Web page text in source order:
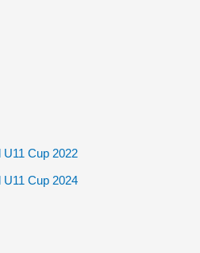
Cup 2022
Cup 2024